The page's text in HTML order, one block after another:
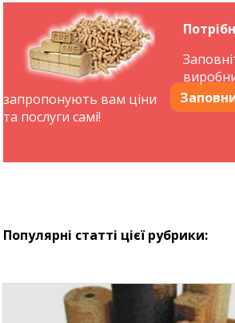
запропонують вам ціни
та послуги самі!
Популярні статті цієї рубрики: